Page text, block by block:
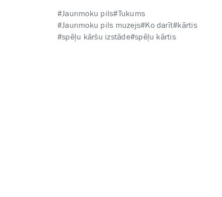
#Jaunmoku pils#Tukums
#Jaunmoku pils muzejs#Ko darīt#kārtis
#spēļu kāršu izstāde#spēļu kārtis